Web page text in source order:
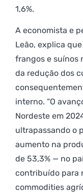
1,6%.
A economista e
Leão, explica
frangos e suínos
da redução dos
interno. “O
Nordeste em
ultrapassando o
aumento na
de 53,3% — no
contribuído para
commodities